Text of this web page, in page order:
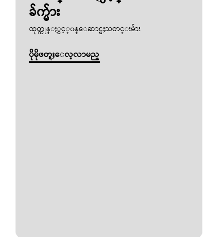
ခ်က္မ်ား
ထုတ္ကုန္ႏွင့္၀န္ေဆာင္မႈသတင္းမ်ား
ပိုမိုဖတ္ရႈေလ့လာမည္